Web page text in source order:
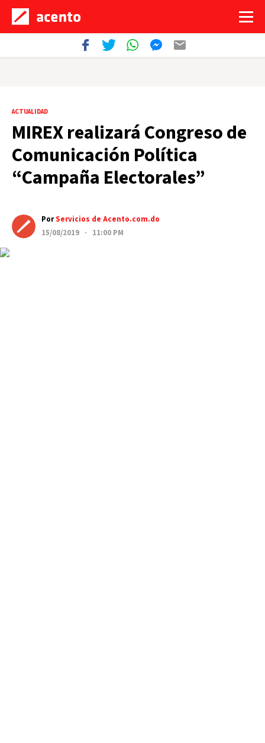
ACTUALIDAD
MIREX realizará Congreso de
Comunicación Política
“Campaña Electorales”
PorServicios de Acento.com.do
15/08/2019 · 11:00 PM